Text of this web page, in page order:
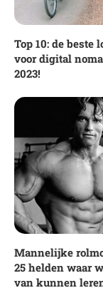
Top 10: de beste
voor digital
2023!
Mannelijke
25 helden waar
van kunnen